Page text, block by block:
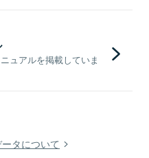
ュアルを掲載していま
タについて